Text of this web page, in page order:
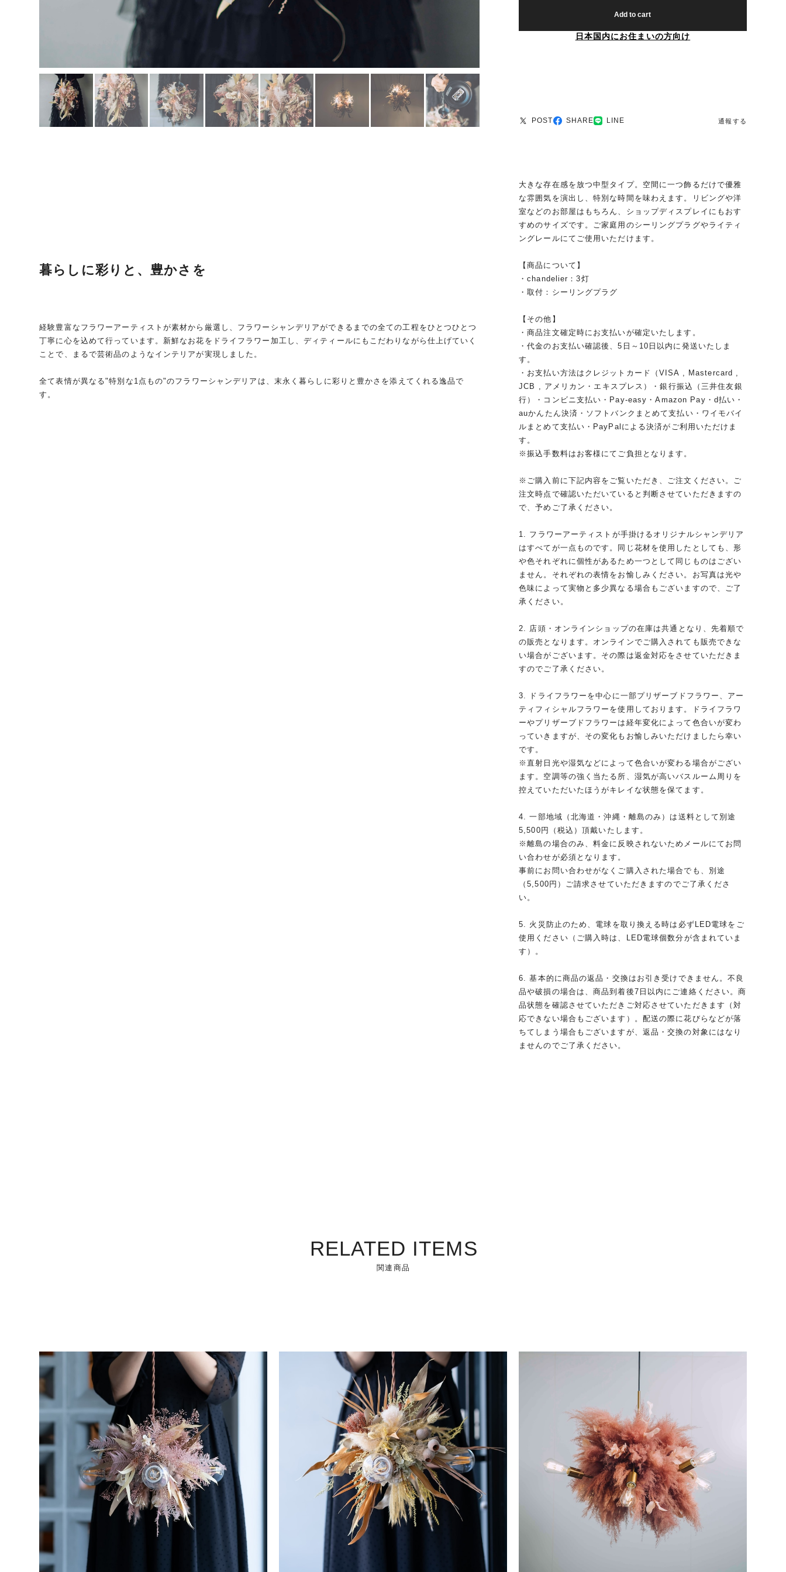
暮らしに彩りと、豊かさを
経験豊富なフラワーアーティストが素材から厳選し、フラワーシャンデリアができるまでの全ての工程をひとつひとつ
丁寧に心を込めて行っています。新鮮なお花をドライフラワー加工し、ディティールにもこだわりながら仕上げていく
ことで、まるで芸術品のようなインテリアが実現しました。
全て表情が異なる"特別な1点もの"のフラワーシャンデリアは、末永く暮らしに彩りと豊かさを添えてくれる逸品で
す。
Add to cart
日本国内にお住まいの方向け
POST SHARE LINE 通報する
大きな存在感を放つ中型タイプ。空間に一つ飾るだけで優雅
な雰囲気を演出し、特別な時間を味わえます。リビングや洋
室などのお部屋はもちろん、ショップディスプレイにもおす
すめのサイズです。ご家庭用のシーリングプラグやライティ
ングレールにてご使用いただけます。
【商品について】
・chandelier：3灯
・取付：シーリングプラグ
【その他】
・商品注文確定時にお支払いが確定いたします。
・代金のお支払い確認後、5日～10日以内に発送いたしま
す。
・お支払い方法はクレジットカード（VISA , Mastercard ,
JCB , アメリカン・エキスプレス）・銀行振込（三井住友銀
行）・コンビニ支払い・Pay-easy・Amazon Pay・d払い・
auかんたん決済・ソフトバンクまとめて支払い・ワイモバイ
ルまとめて支払い・PayPalによる決済がご利用いただけま
す。
※振込手数料はお客様にてご負担となります。
※ご購入前に下記内容をご覧いただき、ご注文ください。ご
注文時点で確認いただいていると判断させていただきますの
で、予めご了承ください。
1. フラワーアーティストが手掛けるオリジナルシャンデリア
はすべてが一点ものです。同じ花材を使用したとしても、形
や色それぞれに個性があるため一つとして同じものはござい
ません。それぞれの表情をお愉しみください。お写真は光や
色味によって実物と多少異なる場合もございますので、ご了
承ください。
2. 店頭・オンラインショップの在庫は共通となり、先着順で
の販売となります。オンラインでご購入されても販売できな
い場合がございます。その際は返金対応をさせていただきま
すのでご了承ください。
3. ドライフラワーを中心に一部プリザーブドフラワー、アー
ティフィシャルフラワーを使用しております。ドライフラワ
ーやプリザーブドフラワーは経年変化によって色合いが変わ
っていきますが、その変化もお愉しみいただけましたら幸い
です。
※直射日光や湿気などによって色合いが変わる場合がござい
ます。空調等の強く当たる所、湿気が高いバスルーム周りを
控えていただいたほうがキレイな状態を保てます。
4. 一部地域（北海道・沖縄・離島のみ）は送料として別途
5,500円（税込）頂戴いたします。
※離島の場合のみ、料金に反映されないためメールにてお問
い合わせが必須となります。
事前にお問い合わせがなくご購入された場合でも、別途
（5,500円）ご請求させていただきますのでご了承くださ
い。
5. 火災防止のため、電球を取り換える時は必ずLED電球をご
使用ください（ご購入時は、LED電球個数分が含まれていま
す）。
6. 基本的に商品の返品・交換はお引き受けできません。不良
品や破損の場合は、商品到着後7日以内にご連絡ください。商
品状態を確認させていただきご対応させていただきます（対
応できない場合もございます）。配送の際に花びらなどが落
ちてしまう場合もございますが、返品・交換の対象にはなり
ませんのでご了承ください。
RELATED ITEMS
関連商品